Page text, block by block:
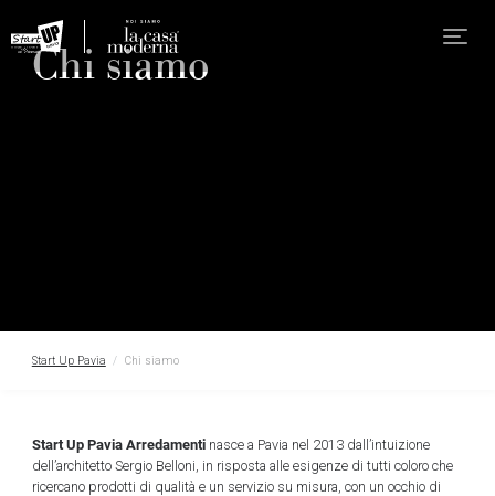
Chi siamo
Start Up Pavia Chi siamo
Start Up Pavia Arredamentinasce a Pavia nel 2013 dall’intuizione
dell’architetto Sergio Belloni, in risposta alle esigenze di tutti coloro che
ricercano prodotti di qualità e un servizio su misura, con un occhio di